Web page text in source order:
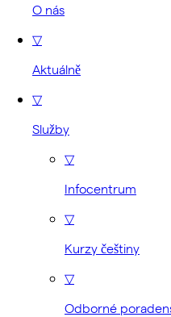
O nás
▽
Aktuálně
▽
Služby
▽
Infocentrum
▽
Kurzy češtiny
▽
Odborné